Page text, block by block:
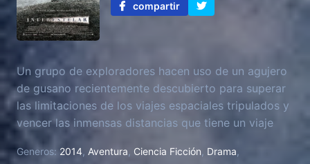
compartir
Un grupo de exploradores hacen uso de un agujero
de gusano recientemente descubierto para superar
las limitaciones de los viajes espaciales tripulados y
vencer las inmensas distancias que tiene un viaje
interestelar.
Generos: 2014 Aventura Ciencia Ficción Drama